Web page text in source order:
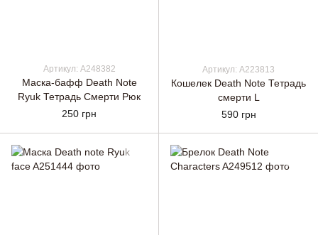
Артикул: A248382
Маска-бафф Death Note
Ryuk Тетрадь Смерти Рюк
250 грн
Артикул: A223813
Кошелек Death Note Тетрадь
смерти L
590 грн